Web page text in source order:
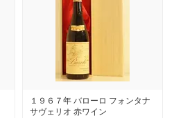
１９６７年 バローロ フォンタナ
サヴェリオ 赤ワイン